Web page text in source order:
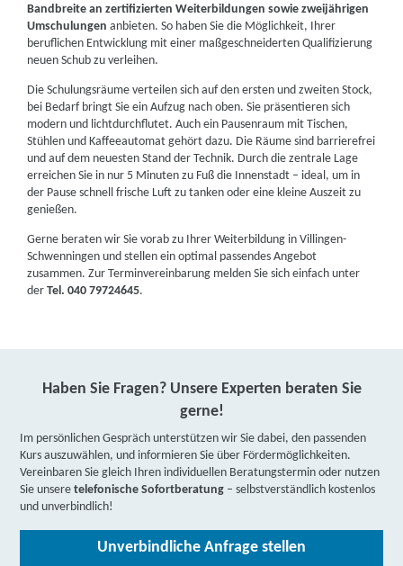
Bandbreite an zertifizierten Weiterbildungen sowie zweijährigen
Umschulungen anbieten. So haben Sie die Möglichkeit, Ihrer
beruflichen Entwicklung mit einer maßgeschneiderten Qualifizierung
neuen Schub zu verleihen.
Die Schulungsräume verteilen sich auf den ersten und zweiten Stock,
bei Bedarf bringt Sie ein Aufzug nach oben. Sie präsentieren sich
modern und lichtdurchflutet. Auch ein Pausenraum mit Tischen,
Stühlen und Kaffeeautomat gehört dazu. Die Räume sind barrierefrei
und auf dem neuesten Stand der Technik. Durch die zentrale Lage
erreichen Sie in nur 5 Minuten zu Fuß die Innenstadt – ideal, um in
der Pause schnell frische Luft zu tanken oder eine kleine Auszeit zu
genießen.
Gerne beraten wir Sie vorab zu Ihrer Weiterbildung in Villingen-
Schwenningen und stellen ein optimal passendes Angebot
zusammen. Zur Terminvereinbarung melden Sie sich einfach unter
derTel. 040 79724645.
Haben Sie Fragen? Unsere Experten beraten Sie
gerne!
Im persönlichen Gespräch unterstützen wir Sie dabei, den passenden
Kurs auszuwählen, und informieren Sie über Fördermöglichkeiten.
Vereinbaren Sie gleich Ihren individuellen Beratungstermin oder nutzen
Sie unseretelefonische Sofortberatung – selbstverständlich kostenlos
und unverbindlich!
Unverbindliche Anfrage stellen